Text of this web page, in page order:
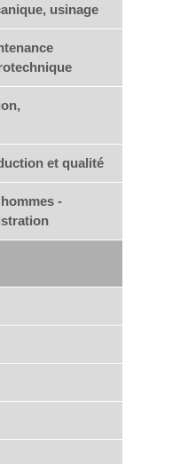
usinage
et qualité
-